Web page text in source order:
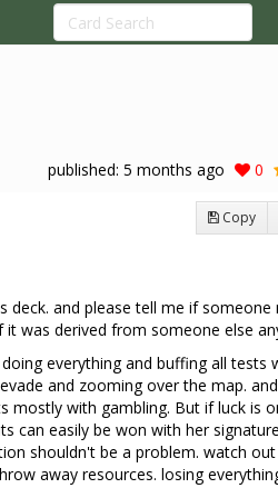
published: 5 months ago 0
Copy
deck. and please tell me if someone
was derived from someone else
everything and buffing all tests
and zooming over the map.
mostly with gambling. But if luck is
can easily be won with her
shouldn't be a problem. watch
away resources. losing